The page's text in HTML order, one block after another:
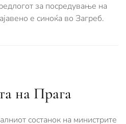
за посредување на
е синоќа во Загреб.
на Прага
состанок на министрите